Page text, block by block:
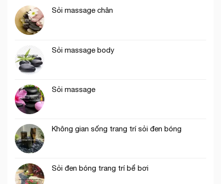
Sỏi massage chân
Sỏi massage body
Sỏi massage
Không gian sống trang trí sỏi đen bóng
Sỏi đen bóng trang trí bể bơi